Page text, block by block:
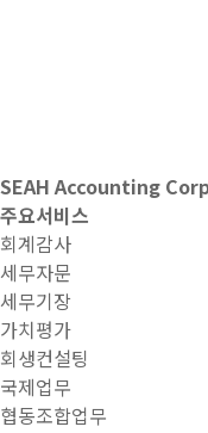
SEAH Accounting
주요서비스
회계감사
세무자문
세무기장
가치평가
회생컨설팅
국제업무
협동조합업무